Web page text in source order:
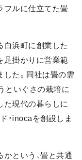
フルに仕立てた畳
白浜町に創業した
足掛かりに営業範
した。同社は畳の需
といぐさの栽培に
た現代の暮らしに
・inocaを創設しま
という、畳と共通